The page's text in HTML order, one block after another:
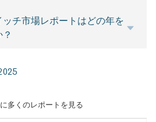
チ市場レポートはどの年を
多くのレポートを見る